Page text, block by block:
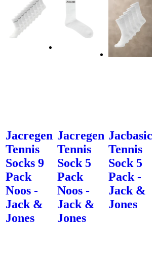
Jacregen
Tennis
Socks 9
Pack
Noos -
Jack &
Jones
Jacregen
Tennis
Sock 5
Pack
Noos -
Jack &
Jones
Jacbasic
Tennis
Sock 5
Pack -
Jack &
Jones